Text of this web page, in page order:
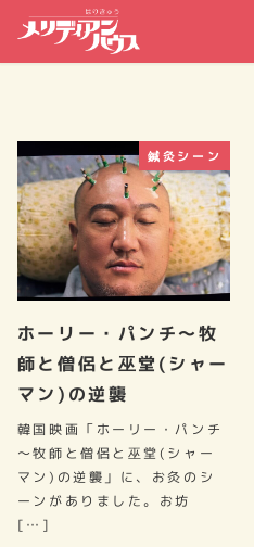
鍼灸シーン
ホーリー・パンチ～牧
師と僧侶と巫堂(シャー
マン)の逆襲
韓国映画「ホーリー・パンチ
～牧師と僧侶と巫堂(シャー
マン)の逆襲」に、お灸のシ
ーンがありました。お坊
[…]